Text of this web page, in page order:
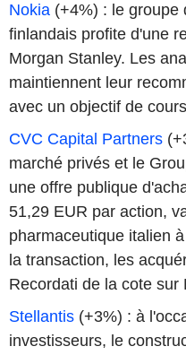
Nokia (+4%) : le groupe
finlandais profite d'une
Morgan Stanley. Les
maintiennent leur
avec un objectif de
CVC Capital Partners
marché privés et le
une offre publique
51,29 EUR par action,
pharmaceutique italien
la transaction, les
Recordati de la cote sur
Stellantis (+3%) : à
investisseurs, le